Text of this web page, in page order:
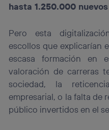
hasta 1.250.000
Pero esta
escollos que explicarían
escasa formación en
valoración de carreras
sociedad, la
empresarial, o la falta de
público invertidos en el